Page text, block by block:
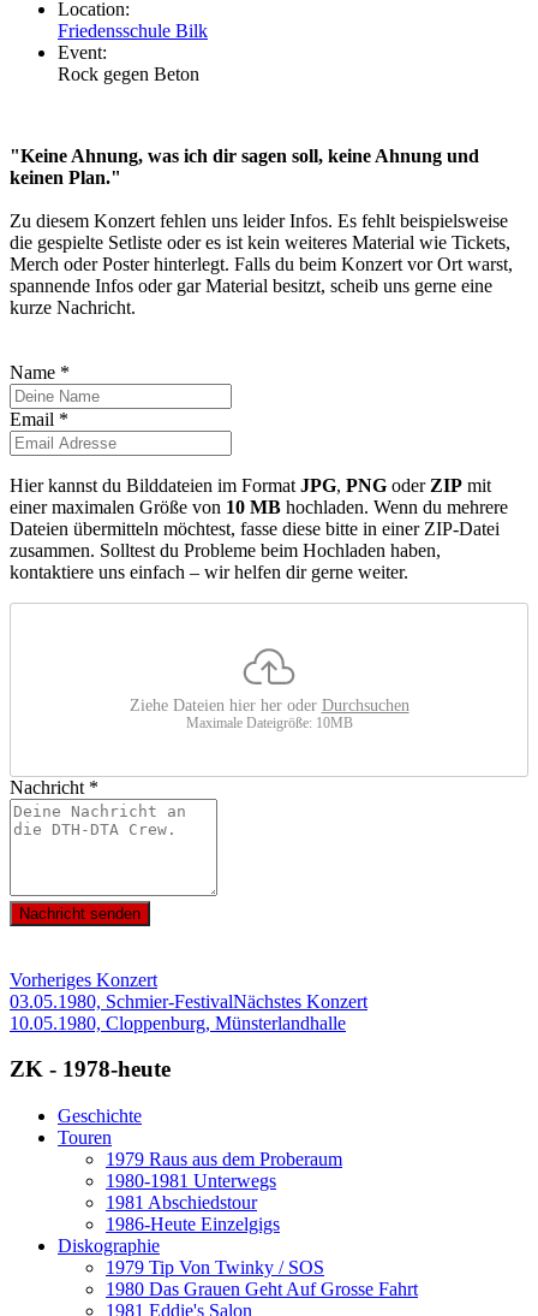
Location:
Friedensschule Bilk
Event:
Rock gegen Beton
"Keine Ahnung, was ich dir sagen soll, keine Ahnung und
keinen Plan."
Zu diesem Konzert fehlen uns leider Infos. Es fehlt beispielsweise
die gespielte Setliste oder es ist kein weiteres Material wie Tickets,
Merch oder Poster hinterlegt. Falls du beim Konzert vor Ort warst,
spannende Infos oder gar Material besitzt, scheib uns gerne eine
kurze Nachricht.
Name *
Email *
Hier kannst du Bilddateien im Format JPG, PNG oder ZIP mit
einer maximalen Größe von 10 MB hochladen. Wenn du mehrere
Dateien übermitteln möchtest, fasse diese bitte in einer ZIP-Datei
zusammen. Solltest du Probleme beim Hochladen haben,
kontaktiere uns einfach – wir helfen dir gerne weiter.
Ziehe Dateien hier her oder Durchsuchen
Maximale Dateigröße: 10MB
Nachricht *
Nachricht senden
Vorheriges Konzert
03.05.1980, Schmier-FestivalNächstes Konzert
10.05.1980, Cloppenburg, Münsterlandhalle
ZK - 1978-heute
Geschichte
Touren
1979 Raus aus dem Proberaum
1980-1981 Unterwegs
1981 Abschiedstour
1986-Heute Einzelgigs
Diskographie
1979 Tip Von Twinky / SOS
1980 Das Grauen Geht Auf Grosse Fahrt
1981 Eddie's Salon